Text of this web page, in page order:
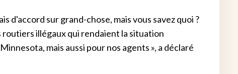
d'accord sur grand-chose, mais vous savez quoi ?
illégaux qui rendaient la situation
mais aussi pour nos agents », a déclaré